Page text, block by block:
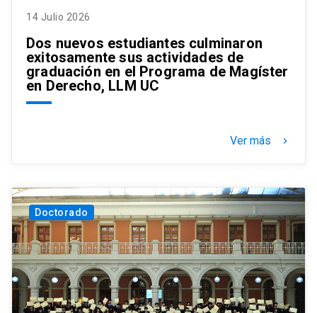
14 Julio 2026
Dos nuevos estudiantes culminaron
exitosamente sus actividades de
graduación en el Programa de Magíster
en Derecho, LLM UC
Ver más keyboard_arrow_right
Doctorado